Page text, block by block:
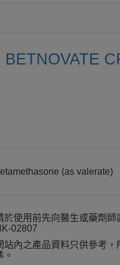
(as valerate)
於使用前先向醫生或藥劑師
02807
站內之產品資料只供參考，
。